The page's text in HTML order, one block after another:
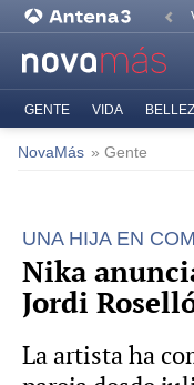
GENTE VIDA
NovaMás » Gente
UNA HIJA EN
Nika
Jordi
La artista ha